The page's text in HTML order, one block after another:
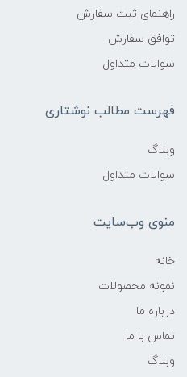
راهنمای ثبت سفارش
توافق سفارش
سوالات متداول
فهرست مطالب نوشتاری
وبلاگ
سوالات متداول
منوی وب‌سایت
خانه
نمونه محصولات
درباره ما
تماس با ما
وبلاگ